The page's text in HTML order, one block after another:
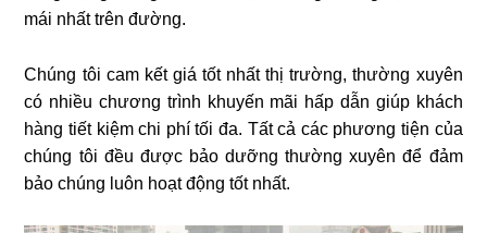
mái nhất trên đường.
Chúng tôi cam kết giá tốt nhất thị trường, thường xuyên
có nhiều chương trình khuyến mãi hấp dẫn giúp khách
hàng tiết kiệm chi phí tối đa. Tất cả các phương tiện của
chúng tôi đều được bảo dưỡng thường xuyên để đảm
bảo chúng luôn hoạt động tốt nhất.